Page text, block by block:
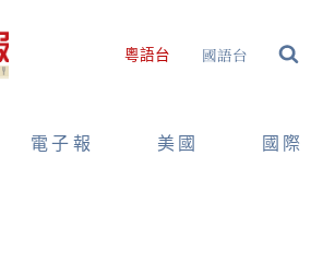
粵語台 國語台
電子報 美國 國際